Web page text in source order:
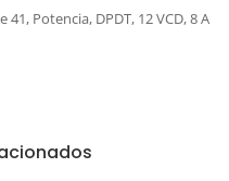
Potencia, DPDT, 12 VCD, 8 A